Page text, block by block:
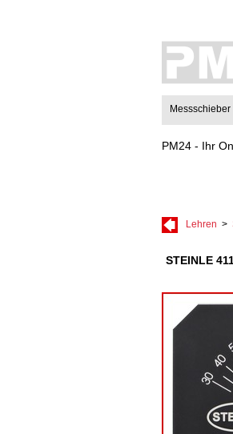
Messschieber
PM24 - Ihr
Lehren >
STEINLE